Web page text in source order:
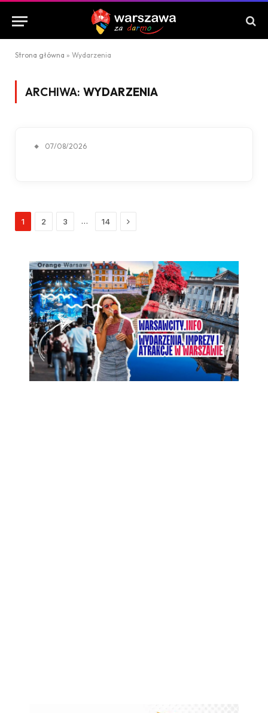
Strona główna » Wydarzenia
ARCHIWA: WYDARZENIA
07/08/2026
1 2 3 … 14 Next